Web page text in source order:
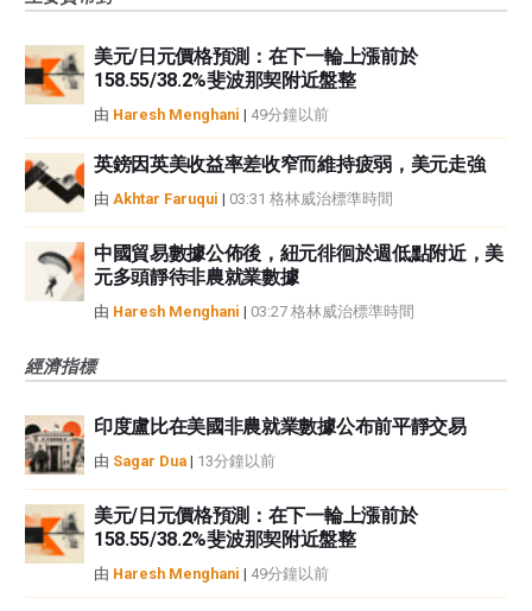
美元/日元價格預測：在下一輪上漲前於
158.55/38.2%斐波那契附近盤整
由 Haresh Menghani | 49分鐘以前
英鎊因英美收益率差收窄而維持疲弱，美元走強
由 Akhtar Faruqui | 03:31 格林威治標準時間
中國貿易數據公佈後，紐元徘徊於週低點附近，美
元多頭靜待非農就業數據
由 Haresh Menghani | 03:27 格林威治標準時間
經濟指標
印度盧比在美國非農就業數據公布前平靜交易
由 Sagar Dua | 13分鐘以前
美元/日元價格預測：在下一輪上漲前於
158.55/38.2%斐波那契附近盤整
由 Haresh Menghani | 49分鐘以前